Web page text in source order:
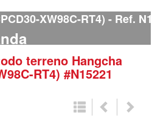
XW98C-RT4) Ref.
terreno Hangcha
RT4) #N15221